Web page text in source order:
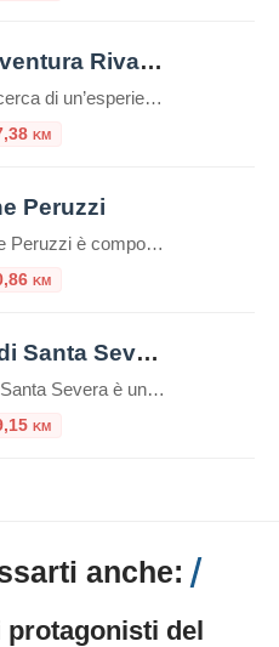
Parco Avventura Riva dei Tarquini
Se sei alla ricerca di un’esperienza che unisca il brivido dell’avventura al piacere di stare immersi nella natura, il Parco Avventura Riva dei Tarquini è la meta ideale. Nel cuore della Tuscia, a pochi chilometri da Roma, sorge una delle destinazioni più emozionanti per chi cerca avventura e divertimento all’aria aperta: il Parco Avventura Riva […]
km
Peruzzi
La Collezione Peruzzi è composta da oltre duecento opere seriali di arte italiana contemporanea, raccolte a cominciare dal 1980. Gli artisti sono stati selezionati sulla base della loro effettiva riconoscibilità internazionale e dell’organicità all’area di appartenenza, in modo da soddisfare il progetto di collezione: rappresentare in modo esaustivo i movimenti e gli artisti italiani che […]
km
Castello di Santa Severa
Il Castello di Santa Severa è un’imponente struttura situata lungo la costa tirrenica dell’Italia, nel comune di Santa Marinella, nella regione del Lazio. Questo castello medievale è noto per la sua posizione panoramica sul mare e la sua storia ricca di avvenimenti. Ecco alcuni punti salienti riguardo al Castello di Santa Severa:Indice dei contenutiStoria del […]
km
anche:
protagonisti del